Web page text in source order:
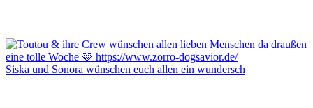
Siska und Sonora wünschen euch allen ein wundersch